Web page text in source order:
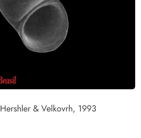
Hershler & Velkovrh, 1993